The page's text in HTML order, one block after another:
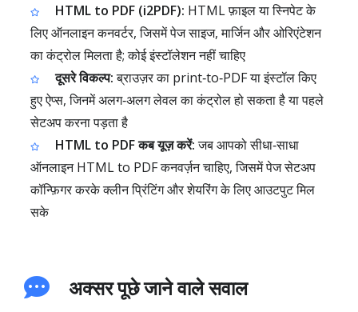
HTML to PDF (i2PDF): HTML फ़ाइल या स्निपेट के
लिए ऑनलाइन कनवर्टर, जिसमें पेज साइज, मार्जिन और ओरिएंटेशन
का कंट्रोल मिलता है; कोई इंस्टॉलेशन नहीं चाहिए
दूसरे विकल्प:ब्राउज़र का print‑to‑PDF या इंस्टॉल किए
हुए ऐप्स, जिनमें अलग‑अलग लेवल का कंट्रोल हो सकता है या पहले
सेटअप करना पड़ता है
HTML to PDF कब यूज़ करें:जब आपको सीधा‑साधा
ऑनलाइन HTML to PDF कनवर्ज़न चाहिए, जिसमें पेज सेटअप
कॉन्फ़िगर करके क्लीन प्रिंटिंग और शेयरिंग के लिए आउटपुट मिल
सके
अक्सर पूछे जाने वाले सवाल